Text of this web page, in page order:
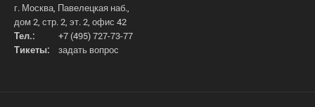
г. Москва, Павелецкая наб.,
дом 2, стр. 2, эт. 2, офис 42
Тел.:
+7 (495) 727-73-77
Тикеты:
задать вопрос